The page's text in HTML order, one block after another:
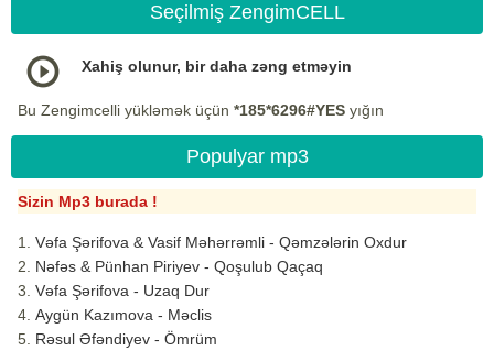
Seçilmiş ZengimCELL
Xahiş olunur, bir daha zəng etməyin
Bu Zengimcelli yükləmək üçün *185*6296#YES yığın
Populyar mp3
Sizin Mp3 burada !
Vəfa Şərifova & Vasif Məhərrəmli - Qəmzələrin Oxdur
Nəfəs & Pünhan Piriyev - Qoşulub Qaçaq
Vəfa Şərifova - Uzaq Dur
Aygün Kazımova - Məclis
Rəsul Əfəndiyev - Ömrüm